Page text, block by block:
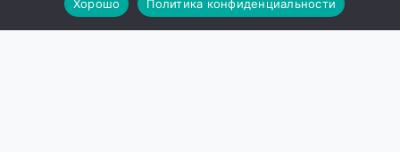
Хорошо
Политика конфиденциальности